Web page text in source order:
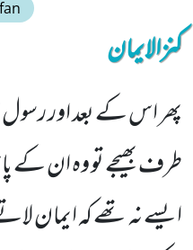
کنزالایمان
پھر اس کے بعد اور
طرف بھیجے تو وہ ان کے
ایسے نہ تھے کہ ایمان